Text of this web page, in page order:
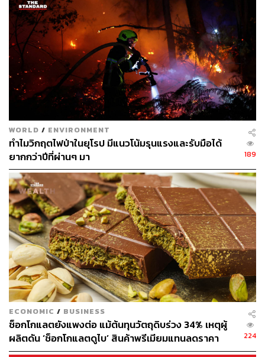
ABOUT THE AUTHOR
THE STANDARD TEAM
กองบรรณาธิการ THE STANDARD
WORLD / ENVIRONMENT
ทำไมวิกฤตไฟป่าในยุโรป มีแนวโน้มรุนแรงและรับมือได้
ยากกว่าปีที่ผ่านๆ มา
189
ECONOMIC / BUSINESS
ช็อกโกแลตยังแพงต่อ แม้ต้นทุนวัตถุดิบร่วง 34% เหตุผู้
ผลิตดัน ‘ช็อกโกแลตดูไบ’ สินค้าพรีเมียมแทนลดราคา
224